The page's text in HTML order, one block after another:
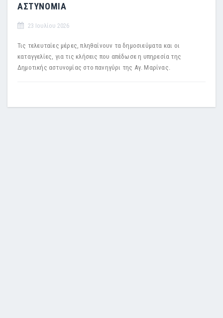
ΑΣΤΥΝΟΜΙΑ
23 Ιουλίου 2026
Τις τελευταίες μέρες, πληθαίνουν τα δημοσιεύματα και οι
καταγγελίες, για τις κλήσεις που απέδωσε η υπηρεσία της
Δημοτικής αστυνομίας στο πανηγύρι της Αγ. Μαρίνας.